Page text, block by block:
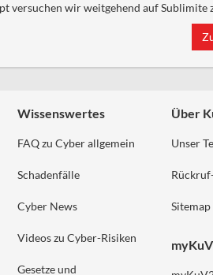
versuchen wir weitgehend auf Sublimite
Wissenswertes
FAQ zu Cyber allgemein
Schadenfälle
Cyber News
Videos zu Cyber-Risiken
Gesetze und
Über
Unser
Sitemap